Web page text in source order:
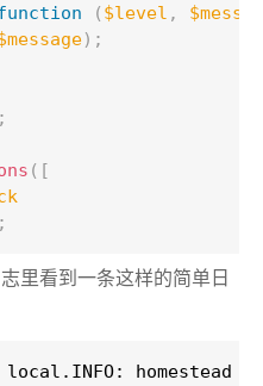
( $level ,
) ;
;
( [
;
里看到一条这样的简单日
homestead